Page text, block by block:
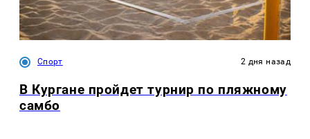
Спорт 2 дня назад
В Кургане пройдет турнир по пляжному
самбо